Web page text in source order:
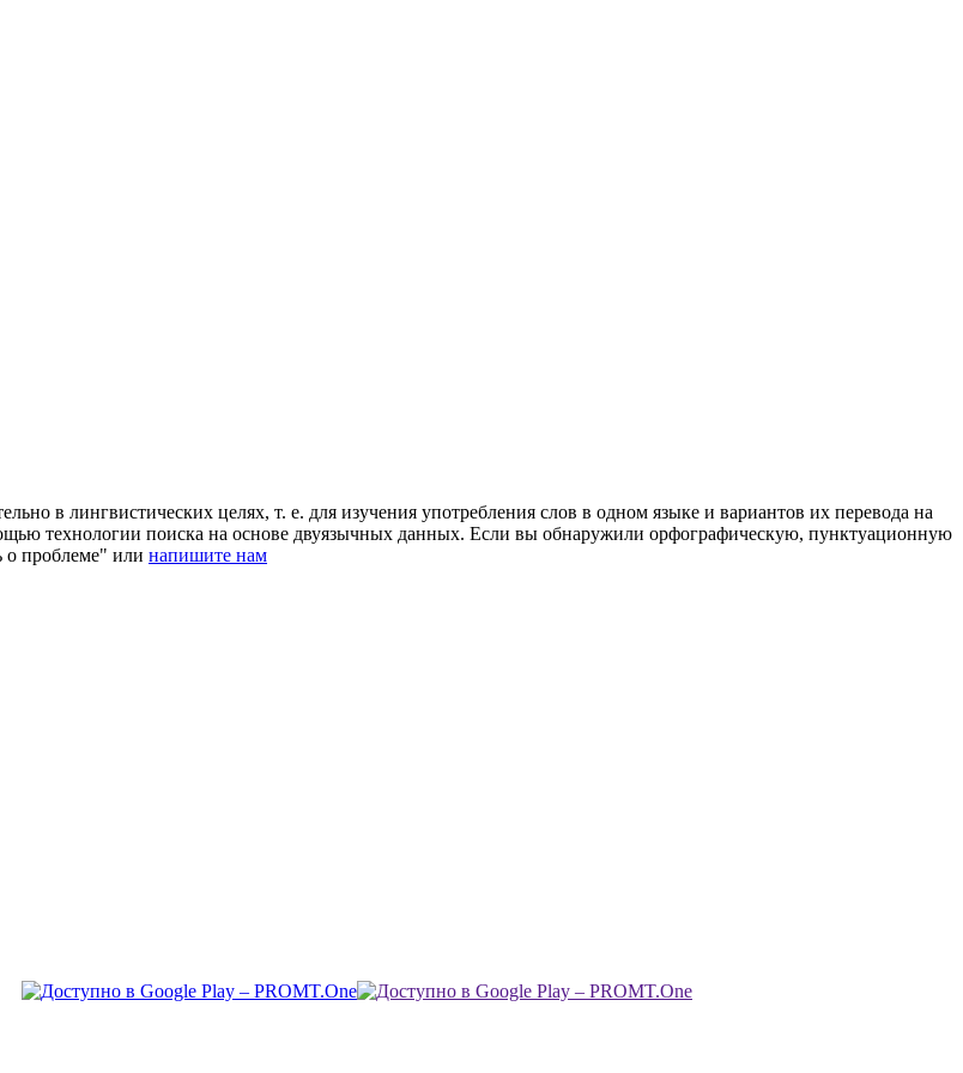
в лингвистических целях, т. е. для изучения употребления слов в одном языке и вариантов их перевода на
технологии поиска на основе двуязычных данных. Если вы обнаружили орфографическую, пунктуационную
проблеме" или напишите нам